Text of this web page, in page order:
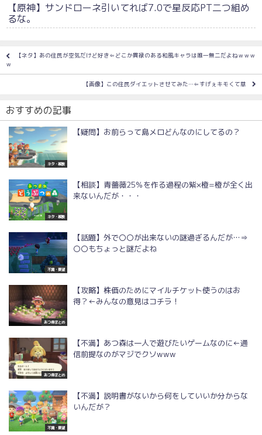
【原神】サンドローネ引いてれば7.0で星反応PT二つ組め
るな。
【ネタ】あの住民が空気だけど好き⇐どこか貫禄のある和風キャラは唯一無二だよねｗｗｗ
ｗ
【画像】この住民ダイエットさせてみた…⇐すげぇキモくて草
おすすめの記事
ネタ・雑談
【疑問】お前らって島メロどんなのにしてるの？
ネタ・雑談
【相談】青薔薇25％を作る過程の紫×橙=橙が全く出
来ないんだが・・・
不満・要望
【話題】外で〇〇が出来ないの謎過ぎるんだが…⇒
〇〇もちょっと謎だよね
あつ森まとめ
【攻略】株価のためにマイルチケット使うのはお
得？←みんなの意見はコチラ！
あつ森まとめ
【不満】あつ森は一人で遊びたいゲームなのに←通
信前提なのがマジでクソwww
不満・要望
【不満】説明書がないから何をしていいか分からな
いんだが？